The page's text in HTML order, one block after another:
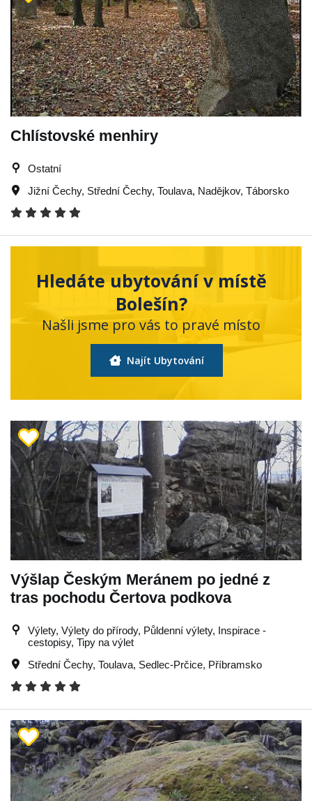
Chlístovské menhiry
Ostatní
Jižní Čechy, Střední Čechy, Toulava, Nadějkov, Táborsko
Hledáte ubytování v místě
Bolešín?
Našli jsme pro vás to pravé místo
Najít Ubytování
Výšlap Českým Meránem po jedné z
tras pochodu Čertova podkova
Výlety, Výlety do přírody, Půldenní výlety, Inspirace -
cestopisy, Tipy na výlet
Střední Čechy, Toulava, Sedlec-Prčice, Příbramsko